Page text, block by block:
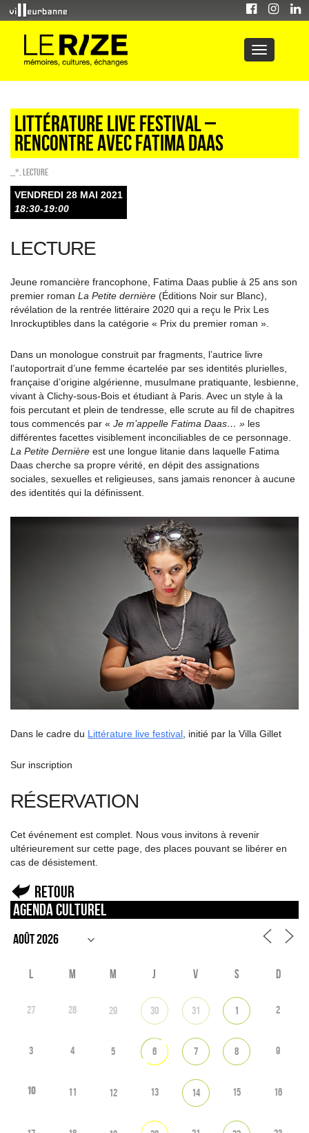
Littérature Live Festival –
Rencontre avec Fatima Daas
_* Lecture
VENDREDI 28 MAI 2021
18:30-19:00
LECTURE
Jeune romancière francophone, Fatima Daas publie à 25 ans son
premier roman La Petite dernière (Éditions Noir sur Blanc),
révélation de la rentrée littéraire 2020 qui a reçu le Prix Les
Inrockuptibles dans la catégorie « Prix du premier roman ».
Dans un monologue construit par fragments, l’autrice livre
l’autoportrait d’une femme écartelée par ses identités plurielles,
française d’origine algérienne, musulmane pratiquante, lesbienne,
vivant à Clichy-sous-Bois et étudiant à Paris. Avec un style à la
fois percutant et plein de tendresse, elle scrute au fil de chapitres
tous commencés par « Je m’appelle Fatima Daas… » les
différentes facettes visiblement inconciliables de ce personnage.
La Petite Dernière est une longue litanie dans laquelle Fatima
Daas cherche sa propre vérité, en dépit des assignations
sociales, sexuelles et religieuses, sans jamais renoncer à aucune
des identités qui la définissent.
Dans le cadre du Littérature live festival , initié par la Villa Gillet
Sur inscription
RÉSERVATION
Cet événement est complet. Nous vous invitons à revenir
ultérieurement sur cette page, des places pouvant se libérer en
cas de désistement.
Retour
Agenda culturel
L M M J V S D
27 28 29 30 31 1 2
3 4 5 6 7 8 9
10 11 12 13 14 15 16